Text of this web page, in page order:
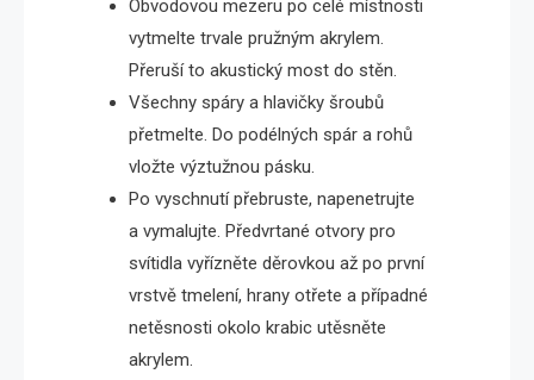
Obvodovou mezeru po celé místnosti
vytmelte trvale pružným akrylem.
Přeruší to akustický most do stěn.
Všechny spáry a hlavičky šroubů
přetmelte. Do podélných spár a rohů
vložte výztužnou pásku.
Po vyschnutí přebruste, napenetrujte
a vymalujte. Předvrtané otvory pro
svítidla vyřízněte děrovkou až po první
vrstvě tmelení, hrany otřete a případné
netěsnosti okolo krabic utěsněte
akrylem.